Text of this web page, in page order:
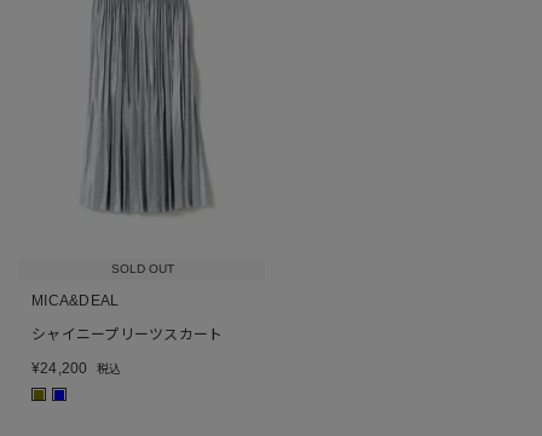
SOLD OUT
MICA&DEAL
シャイニープリーツスカート
¥24,200 税込
■ ■